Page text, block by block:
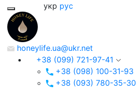
укр рус
honeylife.ua@ukr.net
+38 (099) 721-97-41
+38 (098) 100-31-93
+38 (093) 780-35-30